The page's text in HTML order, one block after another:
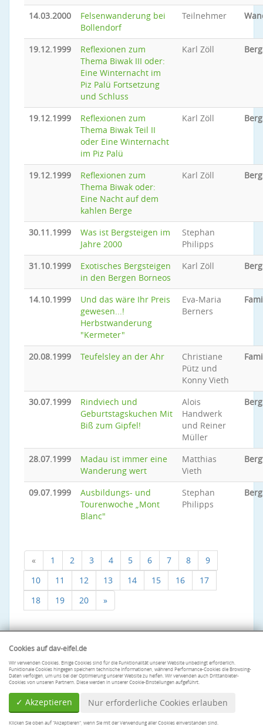
14.03.2000
Felsenwanderung bei
Bollendorf
Teilnehmer
19.12.1999
Reflexionen zum
Thema Biwak III oder:
Eine Winternacht im
Piz Palü Fortsetzung
und Schluss
Karl Zöll
19.12.1999
Reflexionen zum
Thema Biwak Teil II
oder Eine Winternacht
im Piz Palü
Karl Zöll
19.12.1999
Reflexionen zum
Thema Biwak oder:
Eine Nacht auf dem
kahlen Berge
Karl Zöll
30.11.1999
Was ist Bergsteigen im
Jahre 2000
Stephan
Philipps
31.10.1999
Exotisches Bergsteigen
in den Bergen Borneos
Karl Zöll
14.10.1999
Und das wäre Ihr Preis
gewesen...!
Herbstwanderung
"Kermeter"
Eva-Maria
Berners
20.08.1999 Teufelsley an der Ahr
Christiane
Pütz und
Konny Vieth
30.07.1999
Rindviech und
Geburtstagskuchen Mit
Biß zum Gipfel!
Alois
Handwerk
und Reiner
Müller
28.07.1999
Madau ist immer eine
Wanderung wert
Matthias
Vieth
09.07.1999
Ausbildungs- und
Tourenwoche „Mont
Blanc"
Stephan
Philipps
« 1 2 3 4 5 6 7 8
9
10
11 12 13 14 15 16
17
18
19 20 »
Cookies auf dav-eifel.de
Wir verwenden Cookies. Einige Cookies sind für die Funktionalität unserer Website unbedingt erforderlich.
Funktionale Cookies hingegen speichern technische Informationen, während Performance-Cookies die Browsing-
Daten verfolgen, um uns bei der Optimierung unserer Website zu helfen. Wir verwenden auch Drittanbieter-
Cookies von unseren Partnern. Diese werden in unserer Cookie-Einstellungen aufgeführt.
✓ Akzeptieren Nur erforderliche Cookies erlauben
Klicken Sie oben auf "Akzeptieren", wenn Sie mit der Verwendung aller Cookies einverstanden sind.